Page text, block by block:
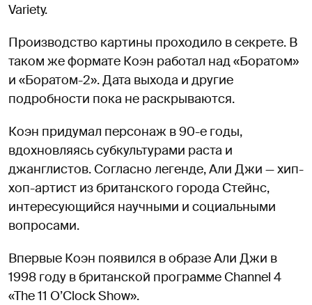
Variety.
Производство картины проходило в секрете. В
таком же формате Коэн работал над «Боратом»
и «Боратом-2». Дата выхода и другие
подробности пока не раскрываются.
Коэн придумал персонаж в 90-е годы,
вдохновляясь субкультурами раста и
джанглистов. Согласно легенде, Али Джи — хип-
хоп-артист из британского города Стейнс,
интересующийся научными и социальными
вопросами.
Впервые Коэн появился в образе Али Джи в
1998 году в британской программе Channel 4
«The 11 O’Clock Show».